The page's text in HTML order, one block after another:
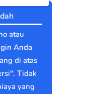
atau
Anda
di atas
Tidak
yang